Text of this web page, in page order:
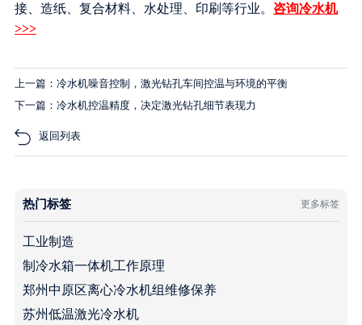
接、造纸、复合材料、水处理、印刷等行业。 咨询冷水机
>>>
上一篇：冷水机噪音控制，激光钻孔车间控温与环境的平衡
下一篇：冷水机控温精度，决定激光钻孔细节表现力
返回列表
热门标签 更多标签
工业制造
制冷水箱一体机工作原理
郑州中原区离心冷水机组维修保养
苏州低温激光冷水机